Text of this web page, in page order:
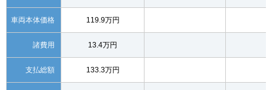
車両本体価格 119.9万円
諸費用 13.4万円
支払総額 133.3万円